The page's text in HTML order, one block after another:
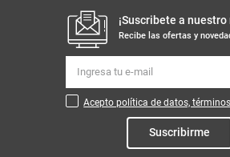
¡Suscribete a
Recibe las ofertas y
Acepto política de datos,
Suscribirme